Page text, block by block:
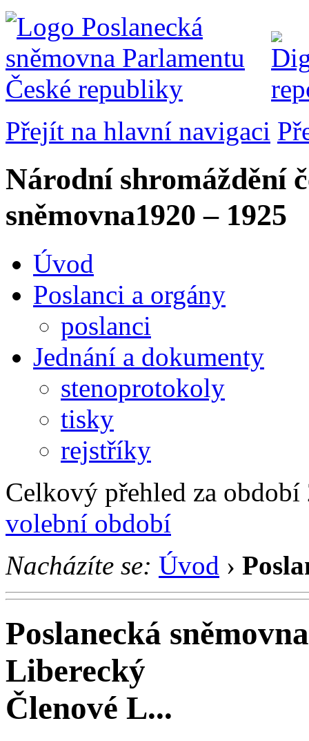
Přejít na hlavní navigaci
Národní shromáždění
sněmovna1920 – 1925
Úvod
Poslanci a orgány
poslanci
Jednání a dokumenty
stenoprotokoly
tisky
rejstříky
Celkový přehled za
volební období
Nacházíte se: Úvod ›
Poslanecká sněmovna
Liberecký
Členové L...